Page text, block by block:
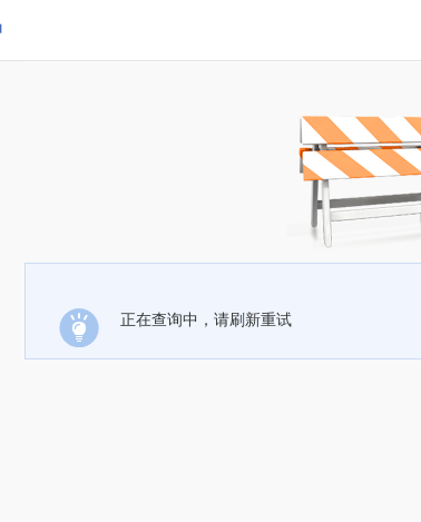
正在查询中，请刷新重试